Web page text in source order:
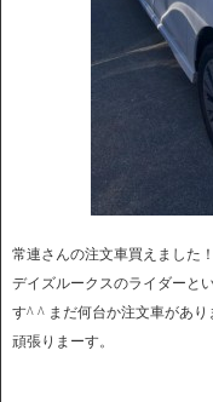
常連さんの注文車買えました
デイズルークスのライダーと
す^ ^ まだ何台か注文車があり
頑張りまーす。